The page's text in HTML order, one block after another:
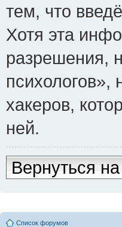
тем, что
Хотя эта
разрешения,
психологов»,
хакеров,
ней.
Вернуться
Список форумов